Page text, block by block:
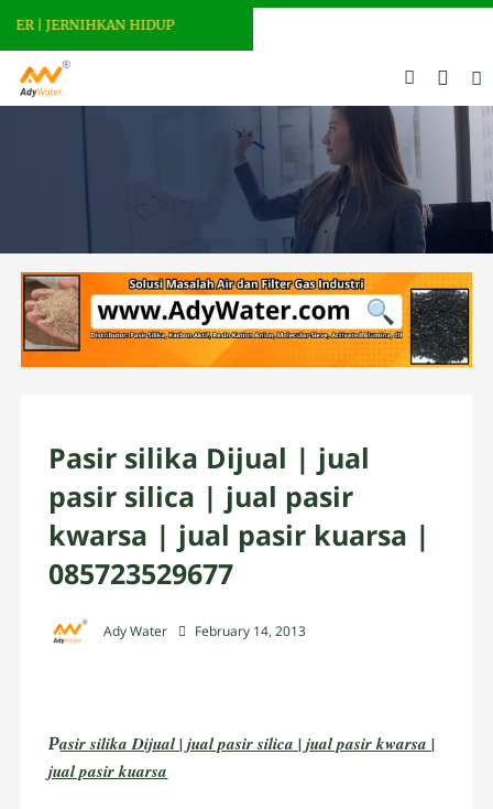
| JERNIHKAN HIDUP
Pasir silika Dijual | jual
pasir silica | jual pasir
kwarsa | jual pasir kuarsa |
085723529677
Ady Water February 14, 2013
Pasir silika Dijual | jual pasir silica | jual pasir kwarsa |
jual pasir kuarsa